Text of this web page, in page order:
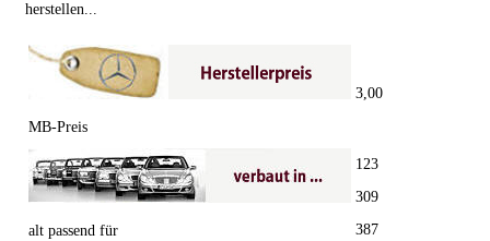
herstellen...
MB-Preis
3,00
alt passend für
123
309
387